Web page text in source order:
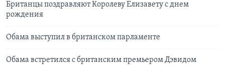
Британцы поздравляют Королеву Елизавету с днем
рождения
Обама выступил в британском парламенте
Обама встретился с британским премьером Дэвидом